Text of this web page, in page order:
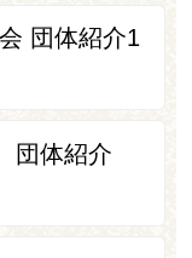
団体紹介1
体紹介